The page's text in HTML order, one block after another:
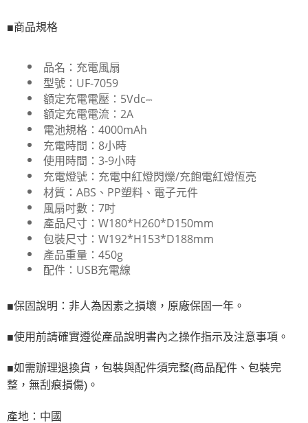
■商品規格
品名：充電風扇
型號：UF-7059
額定充電電壓：5Vdc⎓
額定充電電流：2A
電池規格：4000mAh
充電時間：8小時
使用時間：3-9小時
充電燈號：充電中紅燈閃爍/充飽電紅燈恆亮
材質：ABS、PP塑料、電子元件
風扇吋數：7吋
產品尺寸：W180*H260*D150mm
包裝尺寸：W192*H153*D188mm
產品重量：450g
配件：USB充電線
■保固說明：非人為因素之損壞，原廠保固一年。
■使用前請確實遵從產品說明書內之操作指示及注意事項。
■如需辦理退換貨，包裝與配件須完整(商品配件、包裝完
整，無刮痕損傷) 。
產地：中國